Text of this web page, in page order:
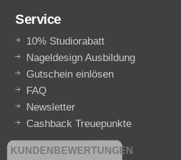
Service
10% Studiorabatt
Nageldesign Ausbildung
Gutschein einlösen
FAQ
Newsletter
Cashback Treuepunkte
KUNDENBEWERTUNGEN